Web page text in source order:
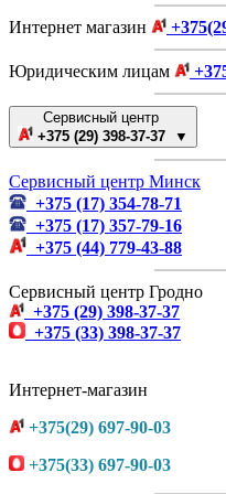
Интернет магазин
Юридическим лицам
Сервисный центр
+375 (29) 398-37-37 ▼
Сервисный центр Минск
+375 (17) 354-78-71
+375 (17) 357-79-16
+375 (44) 779-43-88
Сервисный центр Гродно
+375 (29) 398-37-37
+375 (33) 398-37-37
Интернет-магазин
+375(29) 697-90-03
+375(33) 697-90-03